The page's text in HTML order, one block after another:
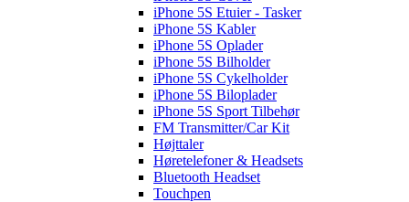
iPhone 5S Etuier - Tasker
iPhone 5S Kabler
iPhone 5S Oplader
iPhone 5S Bilholder
iPhone 5S Cykelholder
iPhone 5S Biloplader
iPhone 5S Sport Tilbehør
FM Transmitter/Car Kit
Højttaler
Høretelefoner & Headsets
Bluetooth Headset
Touchpen